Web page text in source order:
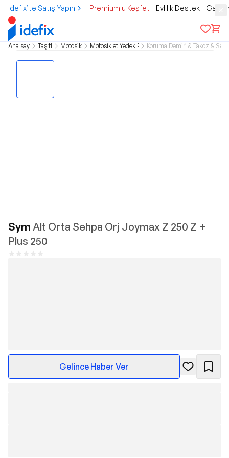
idefix’te Satış Yapın Premium'u Keşfet Evlilik Destek
Ana sayfa Taşıtlar Motosiklet Motosiklet Yedek ParçaKoruma Demiri & Takoz &
Sym Alt Orta Sehpa Orj Joymax Z 250 Z +
Plus 250
Gelince Haber Ver